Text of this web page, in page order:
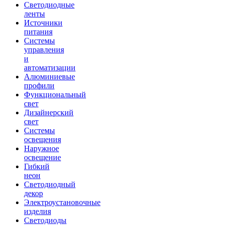
Светодиодные
ленты
Источники
питания
Системы
управления
и
автоматизации
Алюминиевые
профили
Функциональный
свет
Дизайнерский
свет
Системы
освещения
Наружное
освещение
Гибкий
неон
Светодиодный
декор
Электроустановочные
изделия
Светодиоды